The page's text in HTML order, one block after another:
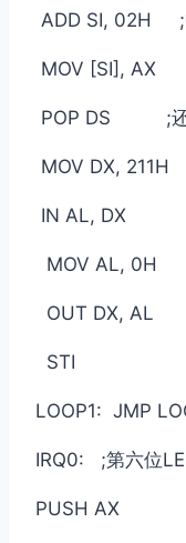
ADD SI, 02H ;
MOV [SI], AX
POP DS ;还
MOV DX, 211H
IN AL, DX
MOV AL, 0H
OUT DX, AL ;
STI
LOOP1: JMP
IRQ0: ;第六位
PUSH AX